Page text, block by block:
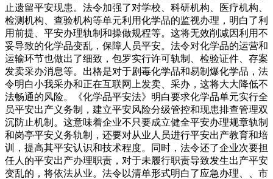
止遗留平安现患。法令加强了对学校、科研机构、医疗机构、
检测机构、查验机构等单元利用化学品的监视办理，明白了利
用前提、平安办理轨制和操做规程等。这将无效削减因利用不
妥导致的化学品变乱，保障人员平安。法令对化学品的运营和
运输环节也做出了细致，包罗实行许可轨制、检验证件、存案
发卖采办消息等。出格是对于剧毒化学品和易制爆化学品，法
令明白小我采办和正在互联网上发卖、采办，这将大大降低不
法畅通的风险。《化学品平安法》明白要求化学品单元实行全
员平安出产义务制，建立平安风险分级管控和现患排查管理双
沉防止机制。这意味着企业不只要成立健全平安办理规章轨制
和岗亭平安义务轨制，还要对从业人员进行平安出产教育和培
训，提高其平安认识和技术程度。同时，法令还了企业次要担
任人的平安出产办理职责，对于未履行职责导致发生出产平安
变乱的，将依法从业。法令以清单形式明白了应急办理、、市